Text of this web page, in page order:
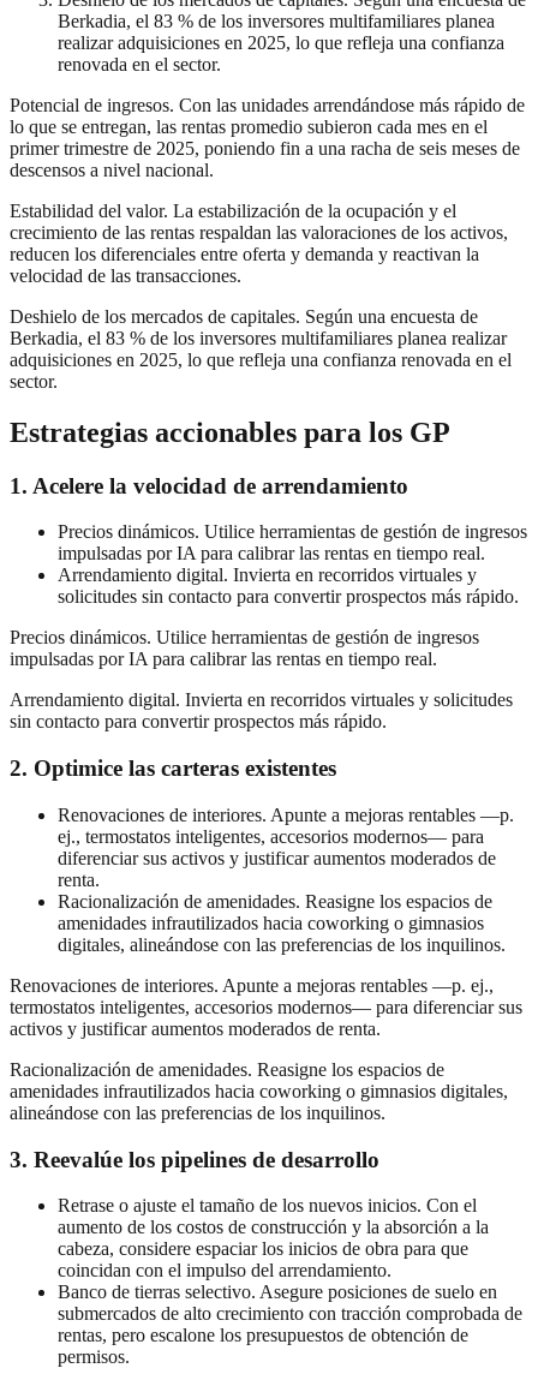
Berkadia, el 83 % de los inversores multifamiliares planea
realizar adquisiciones en 2025, lo que refleja una confianza
renovada en el sector.
Potencial de ingresos. Con las unidades arrendándose más rápido de
lo que se entregan, las rentas promedio subieron cada mes en el
primer trimestre de 2025, poniendo fin a una racha de seis meses de
descensos a nivel nacional.
Estabilidad del valor. La estabilización de la ocupación y el
crecimiento de las rentas respaldan las valoraciones de los activos,
reducen los diferenciales entre oferta y demanda y reactivan la
velocidad de las transacciones.
Deshielo de los mercados de capitales. Según una encuesta de
Berkadia, el 83 % de los inversores multifamiliares planea realizar
adquisiciones en 2025, lo que refleja una confianza renovada en el
sector.
Estrategias accionables para los GP
1. Acelere la velocidad de arrendamiento
Precios dinámicos. Utilice herramientas de gestión de ingresos
impulsadas por IA para calibrar las rentas en tiempo real.
Arrendamiento digital. Invierta en recorridos virtuales y
solicitudes sin contacto para convertir prospectos más rápido.
Precios dinámicos. Utilice herramientas de gestión de ingresos
impulsadas por IA para calibrar las rentas en tiempo real.
Arrendamiento digital. Invierta en recorridos virtuales y solicitudes
sin contacto para convertir prospectos más rápido.
2. Optimice las carteras existentes
Renovaciones de interiores. Apunte a mejoras rentables —p.
ej., termostatos inteligentes, accesorios modernos— para
diferenciar sus activos y justificar aumentos moderados de
renta.
Racionalización de amenidades. Reasigne los espacios de
amenidades infrautilizados hacia coworking o gimnasios
digitales, alineándose con las preferencias de los inquilinos.
Renovaciones de interiores. Apunte a mejoras rentables —p. ej.,
termostatos inteligentes, accesorios modernos— para diferenciar sus
activos y justificar aumentos moderados de renta.
Racionalización de amenidades. Reasigne los espacios de
amenidades infrautilizados hacia coworking o gimnasios digitales,
alineándose con las preferencias de los inquilinos.
3. Reevalúe los pipelines de desarrollo
Retrase o ajuste el tamaño de los nuevos inicios. Con el
aumento de los costos de construcción y la absorción a la
cabeza, considere espaciar los inicios de obra para que
coincidan con el impulso del arrendamiento.
Banco de tierras selectivo. Asegure posiciones de suelo en
submercados de alto crecimiento con tracción comprobada de
rentas, pero escalone los presupuestos de obtención de
permisos.